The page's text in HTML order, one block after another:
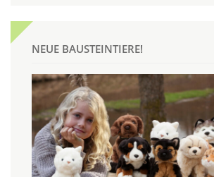
NEUE BAUSTEINTIERE!